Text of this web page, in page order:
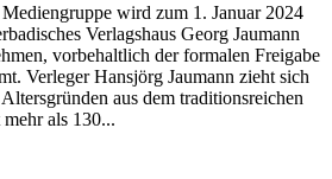
wird zum 1. Januar 2024
Verlagshaus Georg Jaumann
vorbehaltlich der formalen Freigabe
Verleger Hansjörg Jaumann zieht sich
aus dem traditionsreichen
als 130...